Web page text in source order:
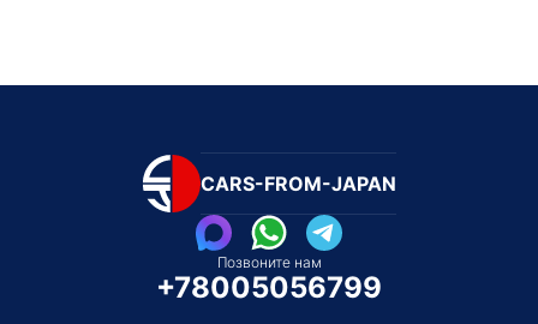
CARS-FROM-JAPAN
Позвоните нам
+78005056799